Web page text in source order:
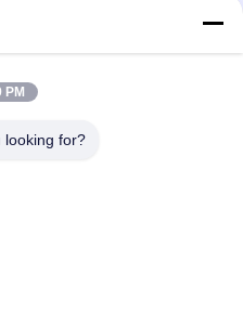
Màn hình IPS
NFC Poe Diện tích lịch trình
PM
looking for?